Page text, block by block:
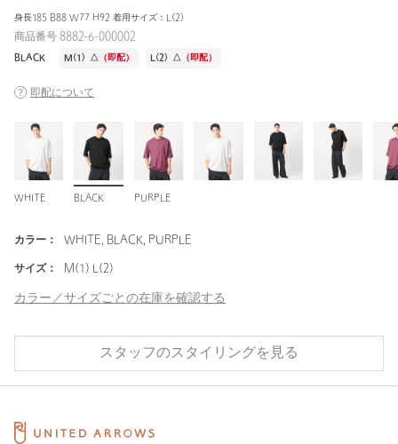
身長185 B88 W77 H92 着用サイズ：L(2)
商品番号 8882-6-000002
BLACK M(1) △ （即配） L(2) △ （即配）
即配について
WHITE BLACK PURPLE
カラー： WHITE, BLACK, PURPLE
サイズ： M(1) L(2)
カラー／サイズごとの在庫を確認する
スタッフのスタイリングを見る